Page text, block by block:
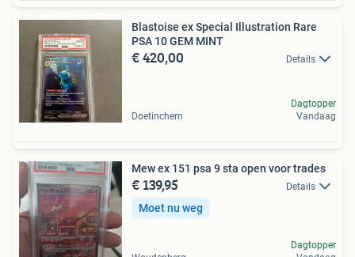
Blastoise ex Special Illustration Rare
PSA 10 GEM MINT
€ 420,00 Details
Doetinchem
Dagtopper
Vandaag
Mew ex 151 psa 9 sta open voor trades
€ 139,95 Details
Moet nu weg
Dagtopper